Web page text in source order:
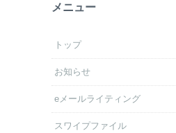
メニュー
トップ
お知らせ
eメールライティング
スワイプファイル